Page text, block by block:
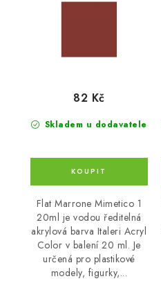
Skladem u dodavatele
82 Kč
Flat Marrone Mimetico 1
20ml je vodou ředitelná
akrylová barva Italeri Acryl
Color v balení 20 ml. Je
určená pro plastikové
modely, figurky,...